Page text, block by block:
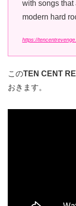
with songs that
modern hard
https://
このTEN CENT
おきます。